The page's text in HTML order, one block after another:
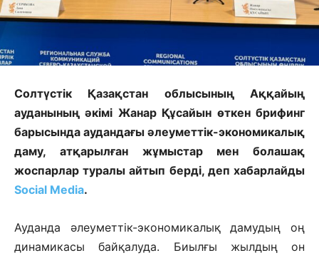
Солтүстік Қазақстан облысының Аққайың
ауданының әкімі Жанар Құсайын өткен брифинг
барысында аудандағы әлеуметтік-экономикалық
даму, атқарылған жұмыстар мен болашақ
жоспарлар туралы айтып берді, деп хабарлайды
Social Media.
Ауданда әлеуметтік-экономикалық дамудың оң
динамикасы байқалуда. Биылғы жылдың он